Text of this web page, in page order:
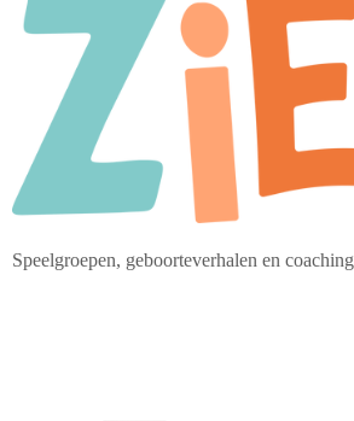
Speelgroepen, geboorteverhalen en coaching